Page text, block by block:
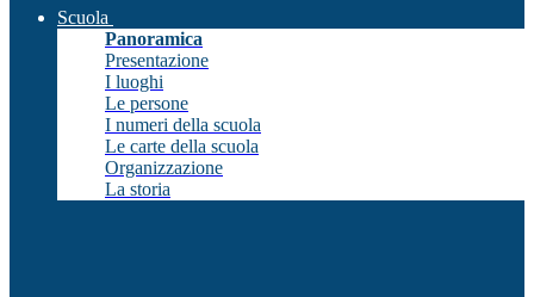
Scuola
Panoramica
Presentazione
I luoghi
Le persone
I numeri della scuola
Le carte della scuola
Organizzazione
La storia